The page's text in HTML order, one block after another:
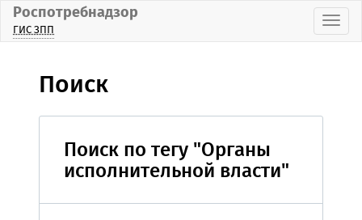
Роспотребнадзор
ГИС ЗПП
Поиск
Поиск по тегу "Органы
исполнительной власти"